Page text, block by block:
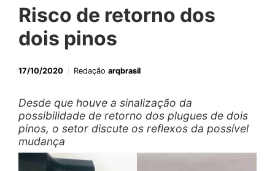
Risco de retorno dos
dois pinos
17/10/2020 Redação arqbrasil
Desde que houve a sinalização da
possibilidade de retorno dos plugues de dois
pinos, o setor discute os reflexos da possível
mudança